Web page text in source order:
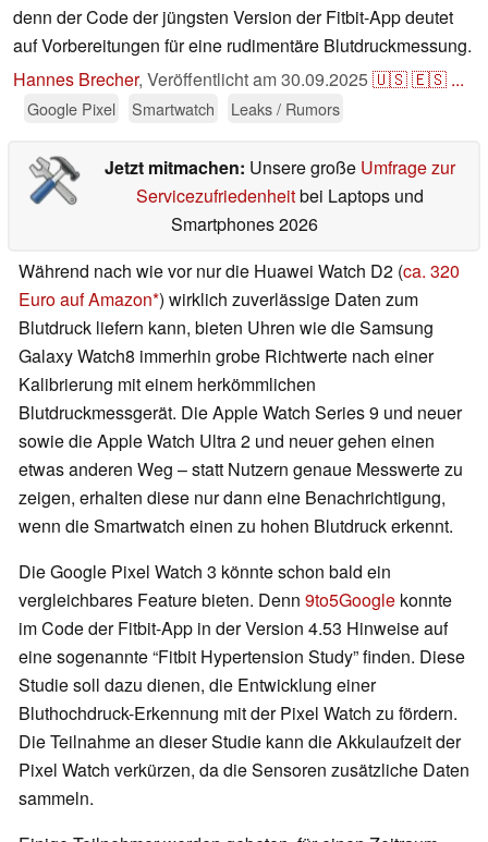
denn der Code der jüngsten Version der Fitbit-App deutet
auf Vorbereitungen für eine rudimentäre Blutdruckmessung.
Hannes Brecher, Veröffentlicht am30.09.2025🇺🇸🇪🇸 ...
Google Pixel Smartwatch Leaks / Rumors
Jetzt mitmachen: Unsere große Umfrage zur
Servicezufriedenheitbei Laptops und
Smartphones 2026
Während nach wie vor nur die Huawei Watch D2 (ca. 320
Euro auf Amazon ) wirklich zuverlässige Daten zum
Blutdruck liefern kann, bieten Uhren wie die Samsung
Galaxy Watch8 immerhin grobe Richtwerte nach einer
Kalibrierung mit einem herkömmlichen
Blutdruckmessgerät. Die Apple Watch Series 9 und neuer
sowie die Apple Watch Ultra 2 und neuer gehen einen
etwas anderen Weg – statt Nutzern genaue Messwerte zu
zeigen, erhalten diese nur dann eine Benachrichtigung,
wenn die Smartwatch einen zu hohen Blutdruck erkennt.
Die Google Pixel Watch 3 könnte schon bald ein
vergleichbares Feature bieten. Denn 9to5Google konnte
im Code der Fitbit-App in der Version 4.53 Hinweise auf
eine sogenannte “Fitbit Hypertension Study” finden. Diese
Studie soll dazu dienen, die Entwicklung einer
Bluthochdruck-Erkennung mit der Pixel Watch zu fördern.
Die Teilnahme an dieser Studie kann die Akkulaufzeit der
Pixel Watch verkürzen, da die Sensoren zusätzliche Daten
sammeln.